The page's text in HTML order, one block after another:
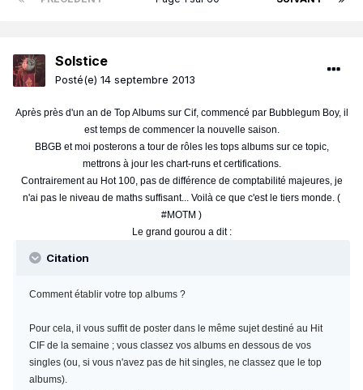
Solstice
Posté(e) 14 septembre 2013
Après près d'un an de Top Albums sur Cif, commencé par Bubblegum Boy, il
est temps de commencer la nouvelle saison.
BBGB et moi posterons a tour de rôles les tops albums sur ce topic,
mettrons à jour les chart-runs et certifications.
Contrairement au Hot 100, pas de différence de comptabilité majeures, je
n'ai pas le niveau de maths suffisant... Voilà ce que c'est le tiers monde. (
#MOTM )
Le grand gourou a dit :
Citation
Comment établir votre top albums ?
Pour cela, il vous suffit de poster dans le même sujet destiné au Hit
CIF de la semaine ; vous classez vos albums en dessous de vos
singles (ou, si vous n'avez pas de hit singles, ne classez que le top
albums).